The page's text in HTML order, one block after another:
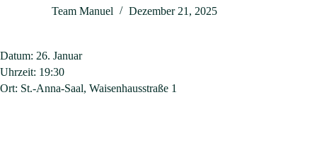
Team Manuel Dezember 21, 2025
Datum: 26. Januar
Uhrzeit: 19:30
Ort: St.-Anna-Saal, Waisenhausstraße 1